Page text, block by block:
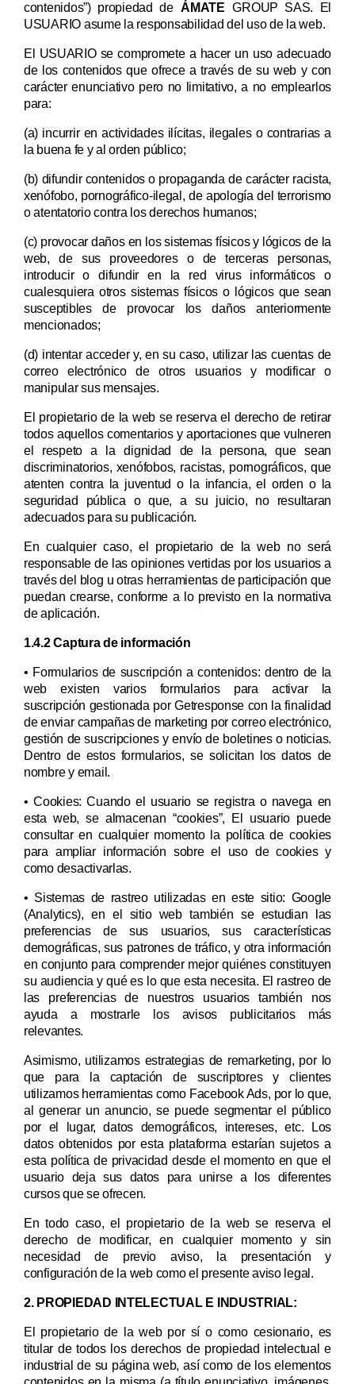
contenidos”) propiedad de ÁMATE
GROUP SAS. El
USUARIO asume la responsabilidad del uso de la web.
El USUARIO se compromete a hacer un uso adecuado
de los contenidos que ofrece a través de su web y con
carácter enunciativo pero no limitativo, a no emplearlos
para:
(a) incurrir en actividades ilícitas, ilegales o contrarias a
la buena fe y al orden público;
(b) difundir contenidos o propaganda de carácter racista,
xenófobo, pornográfico-ilegal, de apología del terrorismo
o atentatorio contra los derechos humanos;
(c) provocar daños en los sistemas físicos y lógicos de la
web, de sus proveedores o de terceras personas,
introducir o difundir en la red virus informáticos o
cualesquiera otros sistemas físicos o lógicos que sean
susceptibles de provocar los daños anteriormente
mencionados;
(d) intentar acceder y, en su caso, utilizar las cuentas de
correo electrónico de otros usuarios y modificar o
manipular sus mensajes.
El propietario de la web se reserva el derecho de retirar
todos aquellos comentarios y aportaciones que vulneren
el respeto a la dignidad de la persona, que sean
discriminatorios, xenófobos, racistas, pornográficos, que
atenten contra la juventud o la infancia, el orden o la
seguridad pública o que, a su juicio, no resultaran
adecuados para su publicación.
En cualquier caso, el propietario de la web no será
responsable de las opiniones vertidas por los usuarios a
través del blog u otras herramientas de participación que
puedan crearse, conforme a lo previsto en la normativa
de aplicación.
1.4.2 Captura de información
• Formularios de suscripción a contenidos: dentro de la
web existen varios formularios para activar la
suscripción gestionada por Getresponse con la finalidad
de enviar campañas de marketing por correo electrónico,
gestión de suscripciones y envío de boletines o noticias.
Dentro de estos formularios, se solicitan los datos de
nombre y email.
• Cookies: Cuando el usuario se registra o navega en
esta web, se almacenan “cookies”, El usuario puede
consultar en cualquier momento la política de cookies
para ampliar información sobre el uso de cookies y
como desactivarlas.
• Sistemas de rastreo utilizadas en este sitio: Google
(Analytics), en el sitio web también se estudian las
preferencias de sus usuarios, sus características
demográficas, sus patrones de tráfico, y otra información
en conjunto para comprender mejor quiénes constituyen
su audiencia y qué es lo que esta necesita. El rastreo de
las preferencias de nuestros usuarios también nos
ayuda a mostrarle los avisos publicitarios más
relevantes.
Asimismo, utilizamos estrategias de remarketing, por lo
que para la captación de suscriptores y clientes
utilizamos herramientas como Facebook Ads, por lo que,
al generar un anuncio, se puede segmentar el público
por el lugar, datos demográficos, intereses, etc. Los
datos obtenidos por esta plataforma estarían sujetos a
esta política de privacidad desde el momento en que el
usuario deja sus datos para unirse a los diferentes
cursos que se ofrecen.
En todo caso, el propietario de la web se reserva el
derecho de modificar, en cualquier momento y sin
necesidad de previo aviso, la presentación y
configuración de la web como el presente aviso legal.
2. PROPIEDAD INTELECTUAL E INDUSTRIAL:
El propietario de la web por sí o como cesionario, es
titular de todos los derechos de propiedad intelectual e
industrial de su página web, así como de los elementos